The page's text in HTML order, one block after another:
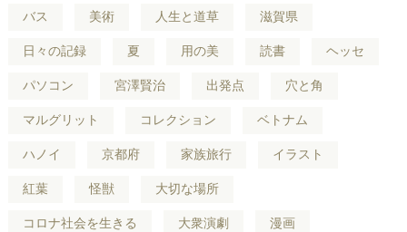
バス 美術 人生と道草 滋賀県
日々の記録 夏 用の美 読書 ヘッセ
パソコン 宮澤賢治 出発点 穴と角
マルグリット コレクション ベトナム
ハノイ 京都府 家族旅行 イラスト
紅葉 怪獣 大切な場所
コロナ社会を生きる 大衆演劇 漫画